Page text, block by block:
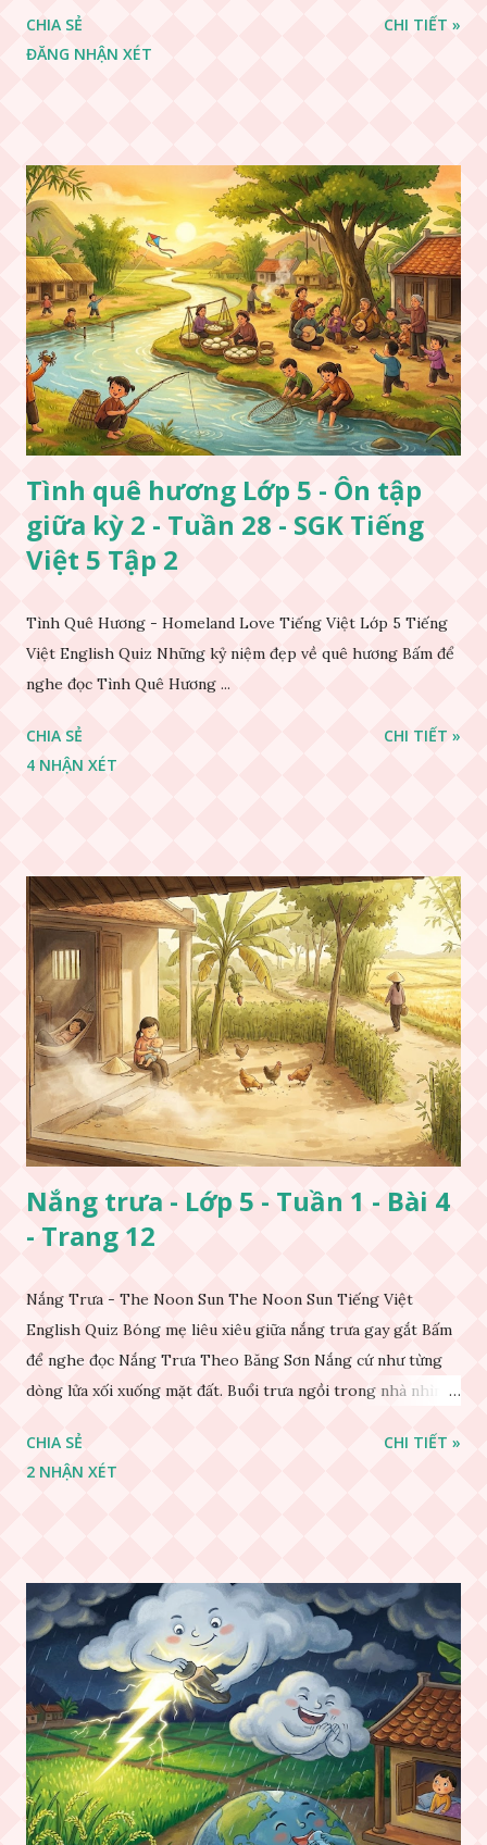
CHIA SẺ
ĐĂNG NHẬN XÉT
CHI TIẾT »
Tình quê hương Lớp 5 - Ôn tập
giữa kỳ 2 - Tuần 28 - SGK Tiếng
Việt 5 Tập 2
Tình Quê Hương - Homeland Love Tiếng Việt Lớp 5 Tiếng
Việt English Quiz Những kỷ niệm đẹp về quê hương Bấm để
nghe đọc Tình Quê Hương ...
CHIA SẺ
4 NHẬN XÉT
CHI TIẾT »
Nắng trưa - Lớp 5 - Tuần 1 - Bài 4
- Trang 12
Nắng Trưa - The Noon Sun The Noon Sun Tiếng Việt
English Quiz Bóng mẹ liêu xiêu giữa nắng trưa gay gắt Bấm
để nghe đọc Nắng Trưa Theo Băng Sơn Nắng cứ như từng
dòng lửa xối xuống mặt đất. Buổi trưa ngồi trong nhà nhìn
CHIA SẺ
2 NHẬN XÉT
CHI TIẾT »